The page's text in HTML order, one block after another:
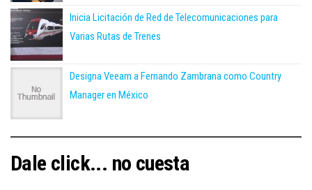
Inicia Licitación de Red de Telecomunicaciones para
Varias Rutas de Trenes
Designa Veeam a Fernando Zambrana como Country
Manager en México
Dale click... no cuesta